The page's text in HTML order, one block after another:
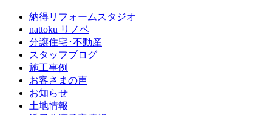
納得リフォームスタジオ
nattoku リノベ
分譲住宅･不動産
スタッフブログ
施工事例
お客さまの声
お知らせ
土地情報